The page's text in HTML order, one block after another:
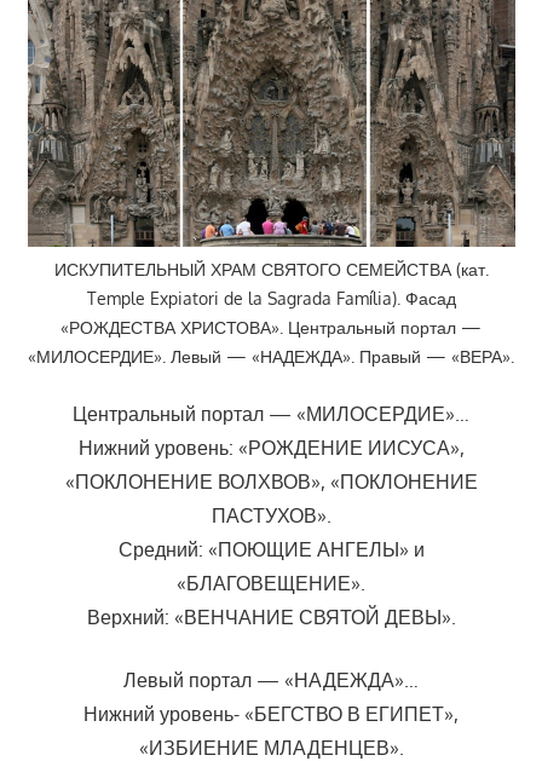
ИСКУПИТЕЛЬНЫЙ ХРАМ СВЯТОГО СЕМЕЙСТВА (кат.
Temple Expiatori de la Sagrada Família). Фасад
«РОЖДЕСТВА ХРИСТОВА». Центральный портал —
«МИЛОСЕРДИЕ». Левый — «НАДЕЖДА». Правый — «ВЕРА».
Центральный портал — «МИЛОСЕРДИЕ»…
Нижний уровень: «РОЖДЕНИЕ ИИСУСА»,
«ПОКЛОНЕНИЕ ВОЛХВОВ», «ПОКЛОНЕНИЕ
ПАСТУХОВ».
Средний: «ПОЮЩИЕ АНГЕЛЫ» и
«БЛАГОВЕЩЕНИЕ».
Верхний: «ВЕНЧАНИЕ СВЯТОЙ ДЕВЫ».
Левый портал — «НАДЕЖДА»…
Нижний уровень- «БЕГСТВО В ЕГИПЕТ»,
«ИЗБИЕНИЕ МЛАДЕНЦЕВ».